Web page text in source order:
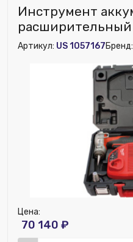
Бренд:
Ширина (мм):
Инструмент
расширительный
16/20/25 10 бар
Артикул: US 1057167Бренд:
Цена:
70 140 ₽